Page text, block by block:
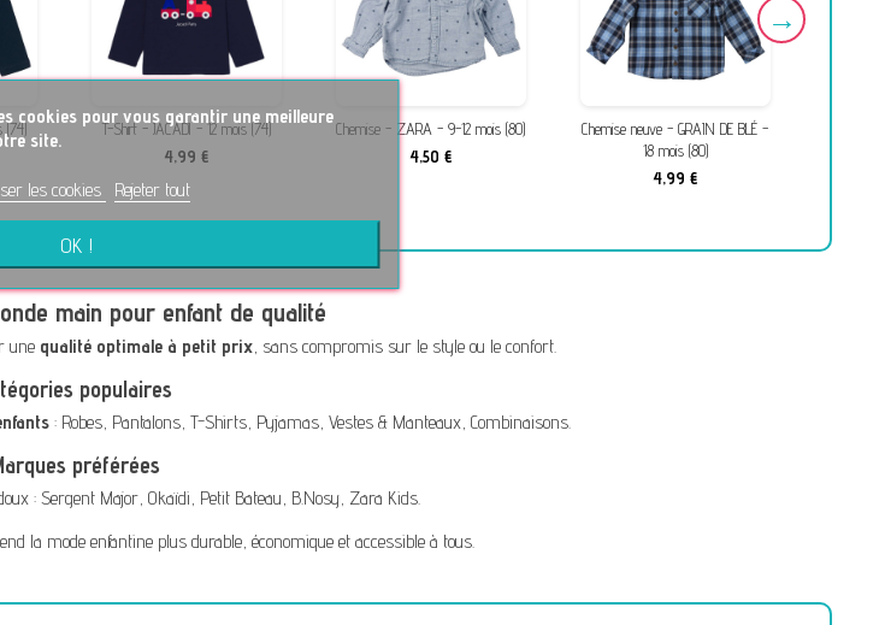
(74)
T-Shirt - JACADI - 12 mois (74)
4,99 €
Chemise - ZARA - 9-12 mois (80)
4,50 €
Chemise neuve - GRAIN DE BLÉ -
18 mois (80)
4,99 €
main pour enfant de qualité
une qualité optimale à petit prix, sans compromis sur le style ou le confort.
populaires
: Robes, Pantalons, T-Shirts, Pyjamas, Vestes & Manteaux, Combinaisons.
préférées
:Sergent Major,Okaïdi, Petit Bateau, B.Nosy, Zara Kids.
la mode enfantine plus durable, économique et accessible à tous.
cookies pour vous garantir une meilleure
site.
les cookies Rejeter tout
OK !